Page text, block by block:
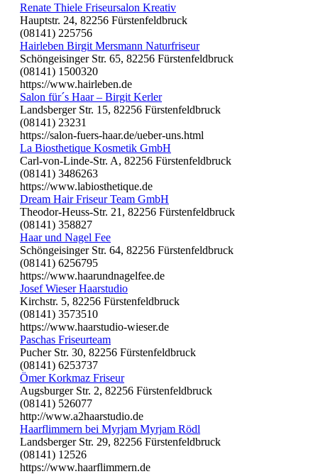
Renate Thiele Friseursalon Kreativ
Hauptstr. 24, 82256 Fürstenfeldbruck
(08141) 225756
Hairleben Birgit Mersmann Naturfriseur
Schöngeisinger Str. 65, 82256 Fürstenfeldbruck
(08141) 1500320
https://www.hairleben.de
Salon für´s Haar – Birgit Kerler
Landsberger Str. 15, 82256 Fürstenfeldbruck
(08141) 23231
https://salon-fuers-haar.de/ueber-uns.html
La Biosthetique Kosmetik GmbH
Carl-von-Linde-Str. A, 82256 Fürstenfeldbruck
(08141) 3486263
https://www.labiosthetique.de
Dream Hair Friseur Team GmbH
Theodor-Heuss-Str. 21, 82256 Fürstenfeldbruck
(08141) 358827
Haar und Nagel Fee
Schöngeisinger Str. 64, 82256 Fürstenfeldbruck
(08141) 6256795
https://www.haarundnagelfee.de
Josef Wieser Haarstudio
Kirchstr. 5, 82256 Fürstenfeldbruck
(08141) 3573510
https://www.haarstudio-wieser.de
Paschas Friseurteam
Pucher Str. 30, 82256 Fürstenfeldbruck
(08141) 6253737
Ömer Korkmaz Friseur
Augsburger Str. 2, 82256 Fürstenfeldbruck
(08141) 526077
http://www.a2haarstudio.de
Haarflimmern bei Myrjam Myrjam Rödl
Landsberger Str. 29, 82256 Fürstenfeldbruck
(08141) 12526
https://www.haarflimmern.de